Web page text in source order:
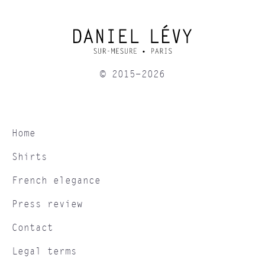
© 2015-2026
Home
Shirts
French elegance
Press review
Contact
Legal terms